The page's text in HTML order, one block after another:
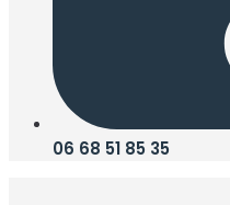
06 68 51 85 35